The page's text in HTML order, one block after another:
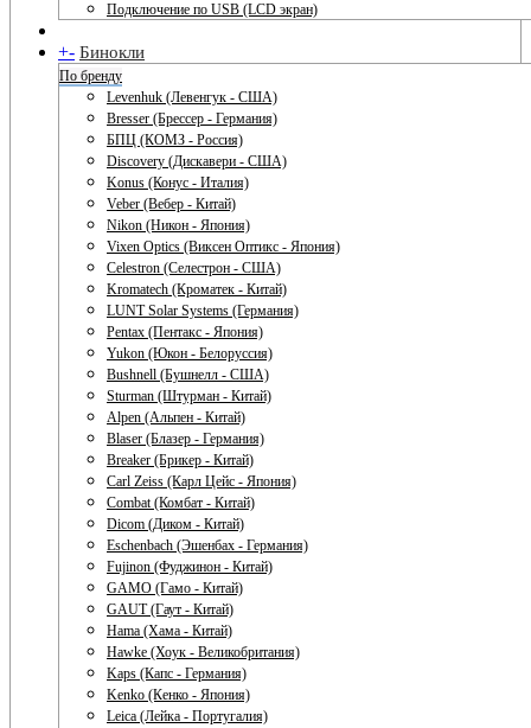
Подключение по USB (LCD экран)
+- Бинокли
По бренду
Levenhuk (Левенгук - США)
Bresser (Брессер - Германия)
БПЦ (КОМЗ - Россия)
Discovery (Дискавери - США)
Konus (Конус - Италия)
Veber (Вебер - Китай)
Nikon (Никон - Япония)
Vixen Optics (Виксен Оптикс - Япония)
Celestron (Селестрон - США)
Kromatech (Кроматек - Китай)
LUNT Solar Systems (Германия)
Pentax (Пентакс - Япония)
Yukon (Юкон - Белоруссия)
Bushnell (Бушнелл - США)
Sturman (Штурман - Китай)
Alpen (Альпен - Китай)
Blaser (Блазер - Германия)
Breaker (Брикер - Китай)
Carl Zeiss (Карл Цейс - Япония)
Combat (Комбат - Китай)
Dicom (Диком - Китай)
Eschenbach (Эшенбах - Германия)
Fujinon (Фуджинон - Китай)
GAMO (Гамо - Китай)
GAUT (Гаут - Китай)
Hama (Хама - Китай)
Hawke (Хоук - Великобритания)
Kaps (Капс - Германия)
Kenko (Кенко - Япония)
Leica (Лейка - Португалия)